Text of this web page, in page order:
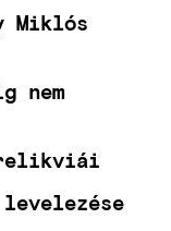
Miklós
nem
relikviái